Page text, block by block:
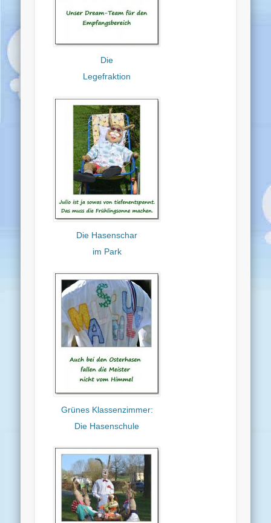
Die
Legefraktion
Die Hasenschar
im Park
Grünes Klassenzimmer:
Die Hasenschule